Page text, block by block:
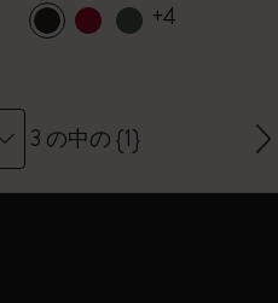
+4
3 の中の {1}